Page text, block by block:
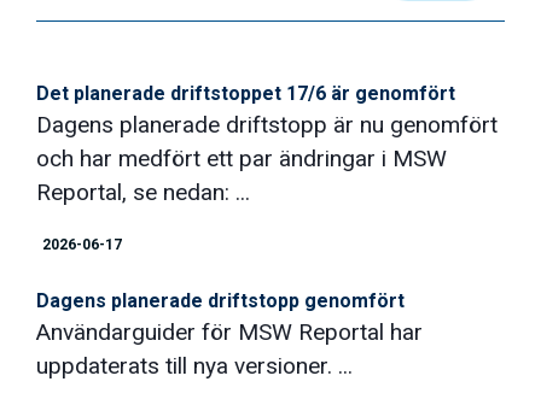
Det planerade driftstoppet 17/6 är genomfört
Dagens planerade driftstopp är nu genomfört
och har medfört ett par ändringar i MSW
Reportal, se nedan: ...
2026-06-17
Dagens planerade driftstopp genomfört
Användarguider för MSW Reportal har
uppdaterats till nya versioner. ...